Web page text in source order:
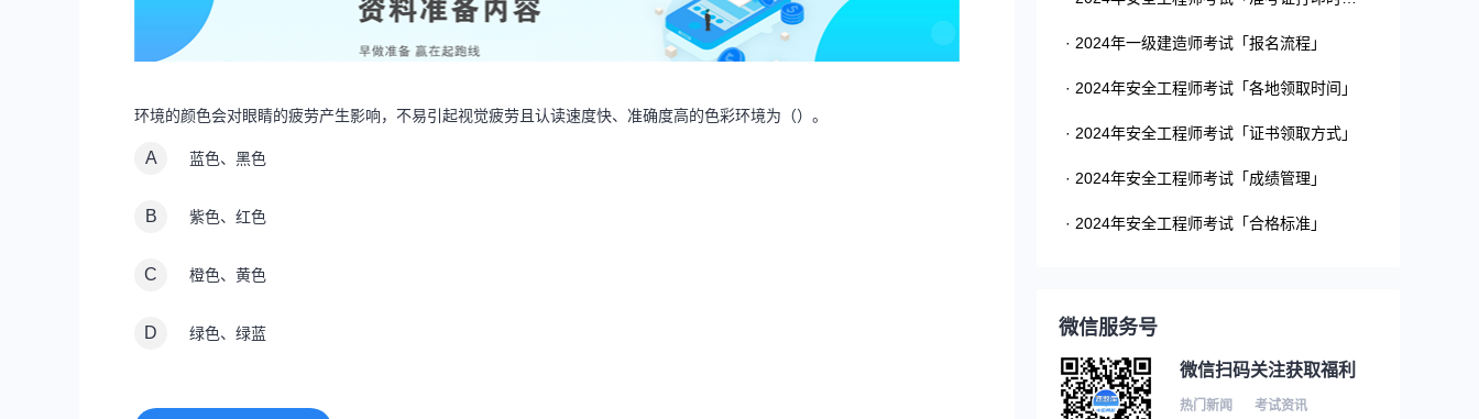
环境的颜色会对眼睛的疲劳产生影响，不易引起视觉疲劳且认读速度快、准确度高的色彩环境为（）。
A 蓝色、黑色
B 紫色、红色
C 橙色、黄色
D 绿色、绿蓝
· 2024年一级建造师考试「报名流程」
· 2024年安全工程师考试「各地领取时间」
· 2024年安全工程师考试「证书领取方式」
· 2024年安全工程师考试「成绩管理」
· 2024年安全工程师考试「合格标准」
微信服务号
微信扫码关注获取福利
热门新闻
考试资讯